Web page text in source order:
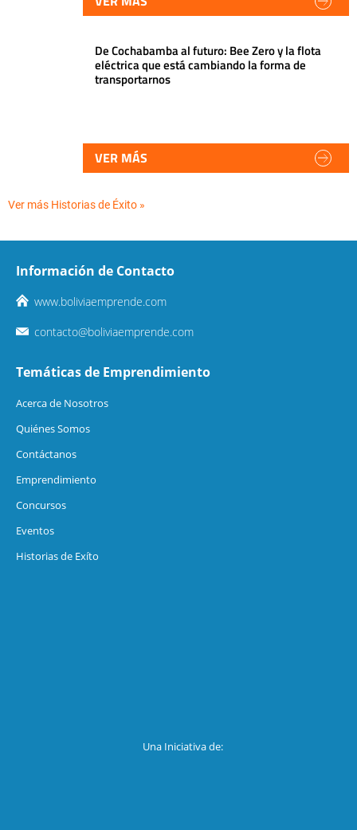
De Cochabamba al futuro: Bee Zero y la flota
eléctrica que está cambiando la forma de
transportarnos
VER MÁS
Ver más Historias de Éxito »
Información de Contacto
www.boliviaemprende.com
contacto@boliviaemprende.com
Temáticas de Emprendimiento
Acerca de Nosotros
Quiénes Somos
Contáctanos
Emprendimiento
Concursos
Eventos
Historias de Exíto
Una Iniciativa de: